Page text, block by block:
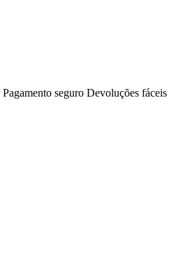
Pagamento seguro Devoluções fáceis